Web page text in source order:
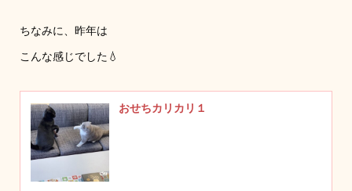
ちなみに、昨年は
こんな感じでした💧
おせちカリカリ１